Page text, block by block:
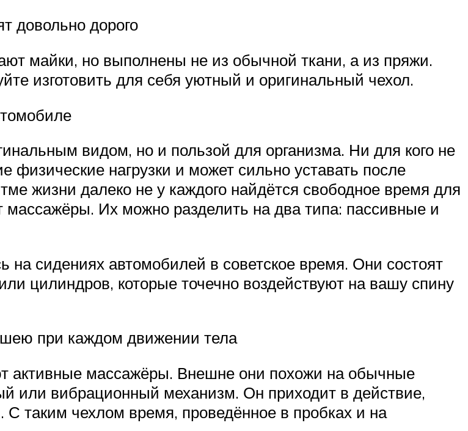
довольно дорого
майки, но выполнены не из обычной ткани, а из пряжи.
изготовить для себя уютный и оригинальный чехол.
видом, но и пользой для организма. Ни для кого не
физические нагрузки и может сильно уставать после
жизни далеко не у каждого найдётся свободное время для
Их можно разделить на два типа: пассивные и
сидениях автомобилей в советское время. Они состоят
цилиндров, которые точечно воздействуют на вашу спину
при каждом движении тела
активные массажёры. Внешне они похожи на обычные
или вибрационный механизм. Он приходит в действие,
С таким чехлом время, проведённое в пробках и на